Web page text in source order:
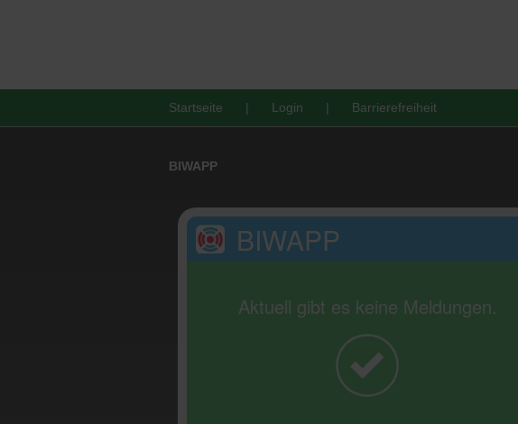
Startseite Login Barrierefreiheit
BIWAPP
BIWAPP
Aktuell gibt es keine Meldungen.